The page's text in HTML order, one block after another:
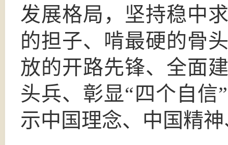
发展格局，坚持稳中
的担子、啃最硬的骨
放的开路先锋、全面
头兵、彰显“四个自信
示中国理念、中国精